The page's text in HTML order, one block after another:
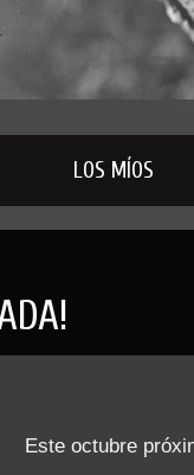
LOS MÍOS
Este octubre